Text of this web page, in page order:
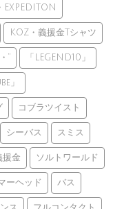
EXPEDITON
KOZ・義援金Tシャツ
” 「LEGEND10」
」
コブラツイスト
シーバス スミス
援金 ソルトワールド
ーヘッド バス